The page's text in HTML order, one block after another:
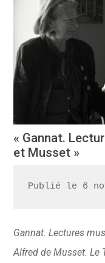
« Gannat.
et Musset »
Publié le 6
Gannat. Lectures
Alfred de Musset. Le